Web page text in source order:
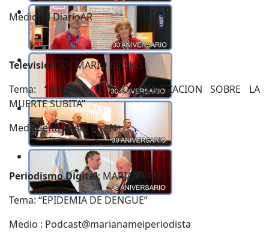
Medio: El DiarioAR
Televisión: Dr. MARIO BOSKIS
Tema: “SEMANA DE CONCIENTIZACION SOBRE LA
MUERTE SUBITA”
Medio: entrevista en LN+
Periodismo Digital: MARIANA MEI
Tema: “EPIDEMIA DE DENGUE”
Medio : Podcast@marianameiperiodista